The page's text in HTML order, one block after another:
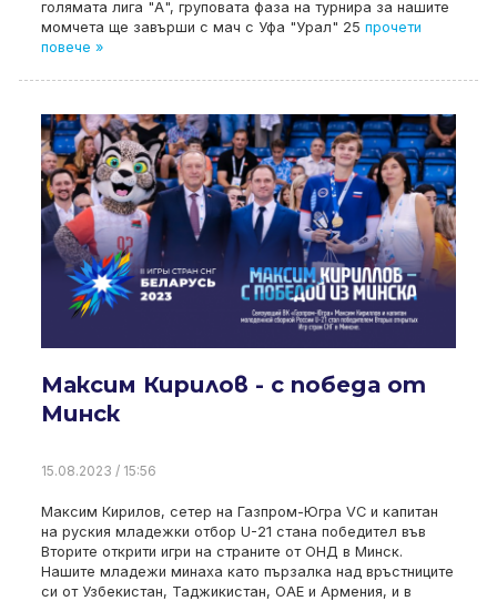
голямата лига "А", груповата фаза на турнира за нашите
момчета ще завърши с мач с Уфа "Урал" 25 прочети
повече »
Максим Кирилов - с победа от
Минск
15.08.2023 / 15:56
Максим Кирилов, сетер на Газпром-Югра VC и капитан
на руския младежки отбор U-21 стана победител във
Вторите открити игри на страните от ОНД в Минск.
Нашите младежи минаха като пързалка над връстниците
си от Узбекистан, Таджикистан, ОАЕ и Армения, и в